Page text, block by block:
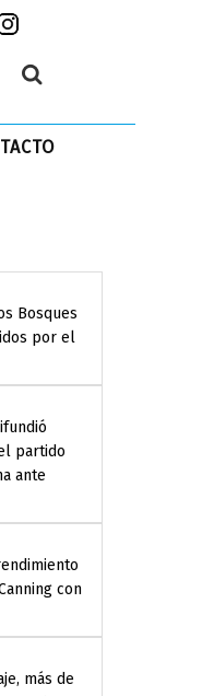
Bosques
por el
partido
ante
con
más de